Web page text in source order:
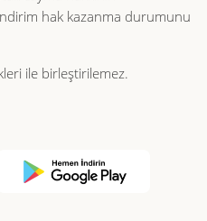
hak kazanma durumunu
ile birleştirilemez.